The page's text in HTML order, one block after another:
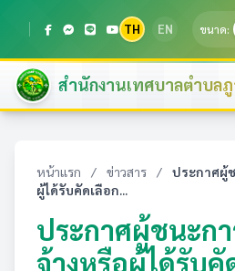
TH EN ขนาด:
สำนักงานเทศบาลตำบลภู
หน้าแรก / ข่าวสาร /
ประกาศผู้
ผู้ได้รับคัดเลือก...
ประกาศผู้ชนะก
จ้างหรือผู้ได้รับคั